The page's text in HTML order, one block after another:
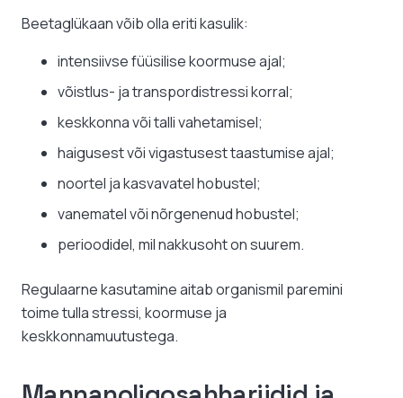
Beetaglükaan võib olla eriti kasulik:
intensiivse füüsilise koormuse ajal;
võistlus- ja transpordistressi korral;
keskkonna või talli vahetamisel;
haigusest või vigastusest taastumise ajal;
noortel ja kasvavatel hobustel;
vanematel või nõrgenenud hobustel;
perioodidel, mil nakkusoht on suurem.
Regulaarne kasutamine aitab organismil paremini
toime tulla stressi, koormuse ja
keskkonnamuutustega.